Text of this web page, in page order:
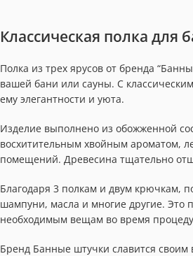
Классическая полка для
Полка из трех ярусов от бренда
вашей бани или сауны. С
ему элегантности и уюта.
Изделие выполнено из обожженной
восхитительным хвойным ароматом,
помещений. Древесина тщательно
Благодаря 3 полкам и двум крючкам,
шампуни, масла и многие другие. Это
необходимым вещам во время
Бренд Банные штучки славится своим